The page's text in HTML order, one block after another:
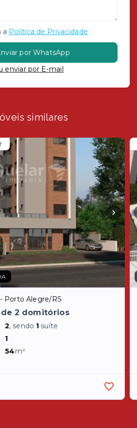
a Política de Privacidade
por WhatsApp
enviar por E-mail
similares
Porto Alegre/RS
2 domitórios
2, sendo 1 suíte
1
54m²